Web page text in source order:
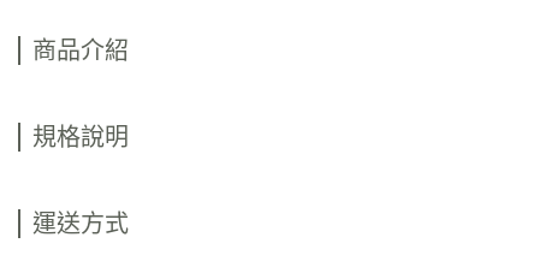
商品介紹
規格說明
運送方式